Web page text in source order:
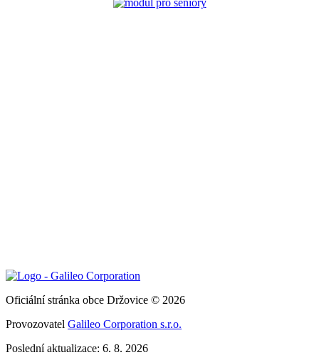
Oficiální stránka obce Držovice © 2026
Provozovatel Galileo Corporation s.r.o.
Poslední aktualizace: 6. 8. 2026